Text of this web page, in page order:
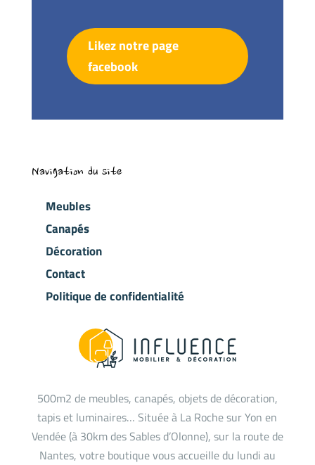
Likez notre page
facebook
Navigation du site
Meubles
Canapés
Décoration
Contact
Politique de confidentialité
500m2 de meubles, canapés, objets de décoration,
tapis et luminaires… Située à La Roche sur Yon en
Vendée (à 30km des Sables d’Olonne), sur la route de
Nantes, votre boutique vous accueille du lundi au